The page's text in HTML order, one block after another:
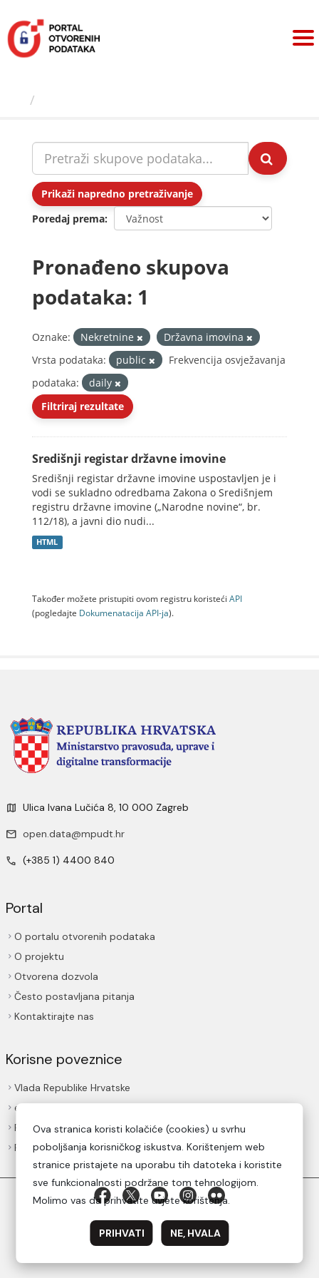
sadržaj
Prikaži napredno pretraživanje
Poredaj prema
Pronađeno skupova
podataka: 1
Oznake: Nekretnine
Državna imovina
Vrsta podataka:
public
Frekvencija osvježavanja
podataka:
daily
Filtriraj rezultate
Središnji registar državne imovine
Središnji registar državne imovine uspostavljen je i
vodi se sukladno odredbama Zakona o Središnjem
registru državne imovine („Narodne novine“, br.
112/18), a javni dio nudi...
HTML
Također možete pristupiti ovom registru koristeći API
(pogledajte Dokumenаtаcijа API-jа).